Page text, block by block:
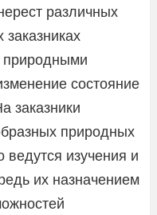
различных
природными
состояние
заказники
природных
ведутся изучения и
их назначением